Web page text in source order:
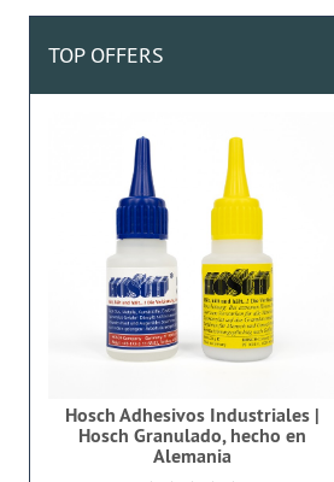
TOP OFFERS
Hosch Adhesivos Industriales |
Hosch Granulado, hecho en
Alemania